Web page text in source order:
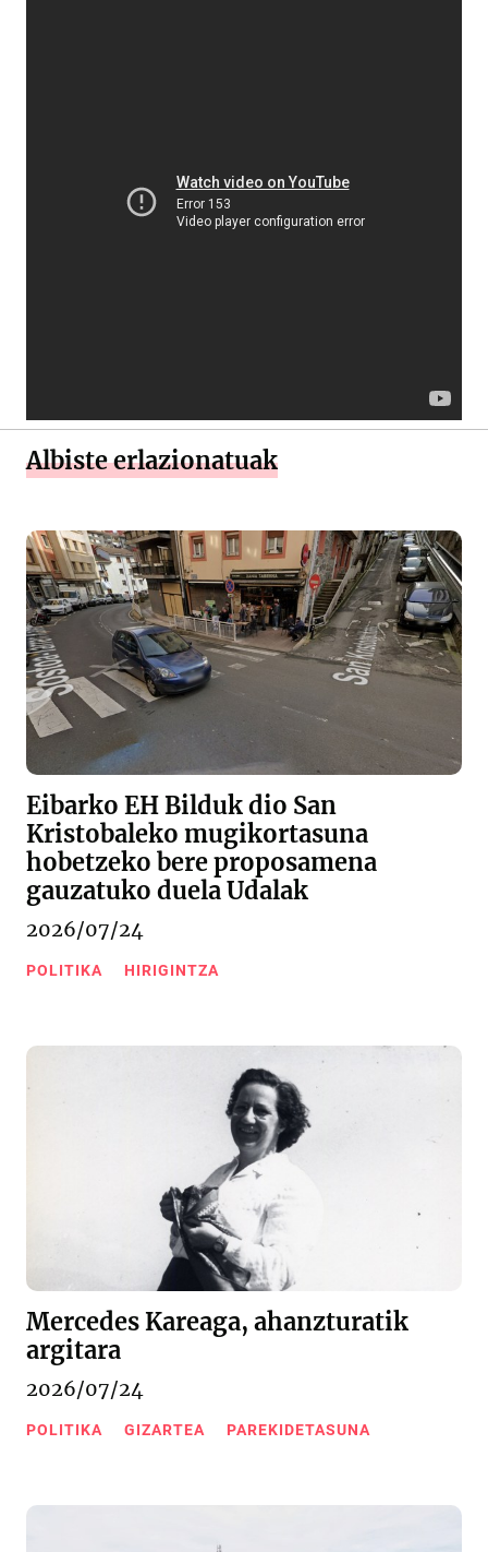
Albiste erlazionatuak
Eibarko EH Bilduk dio San
Kristobaleko mugikortasuna
hobetzeko bere proposamena
gauzatuko duela Udalak
2026/07/24
POLITIKA HIRIGINTZA
Mercedes Kareaga, ahanzturatik
argitara
2026/07/24
POLITIKA GIZARTEA PAREKIDETASUNA